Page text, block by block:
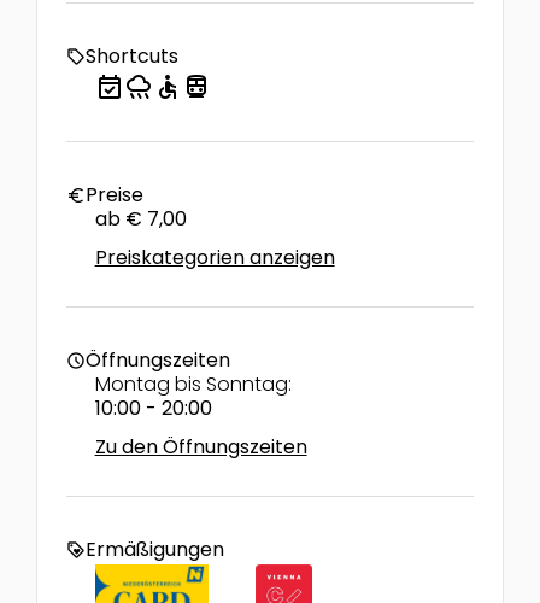
local_offerShortcuts
event_availablerainy accessible directions_transit
euroPreise
ab € 7,00
Preiskategorien anzeigen
scheduleÖffnungszeiten
Montag bis Sonntag:
10:00 - 20:00
Zu den Öffnungszeiten
loyaltyErmäßigungen